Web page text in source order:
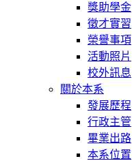
獎助學金
徵才實習
榮譽事項
活動照片
校外訊息
關於本系
發展歷程
行政主管
畢業出路
本系位置